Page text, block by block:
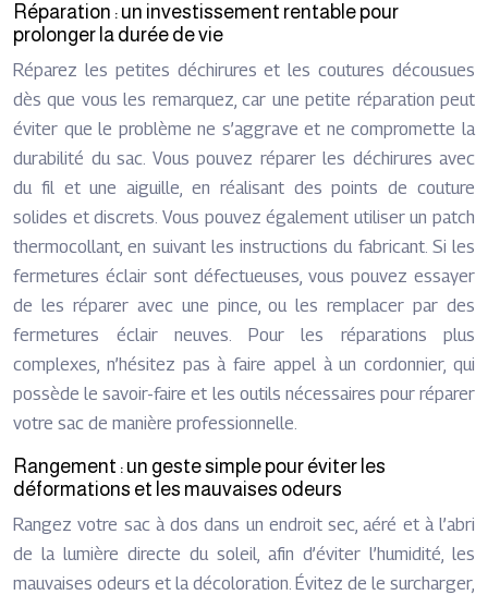
Réparation : un investissement rentable pour
prolonger la durée de vie
Réparez les petites déchirures et les coutures décousues
dès que vous les remarquez, car une petite réparation peut
éviter que le problème ne s’aggrave et ne compromette la
durabilité du sac. Vous pouvez réparer les déchirures avec
du fil et une aiguille, en réalisant des points de couture
solides et discrets. Vous pouvez également utiliser un patch
thermocollant, en suivant les instructions du fabricant. Si les
fermetures éclair sont défectueuses, vous pouvez essayer
de les réparer avec une pince, ou les remplacer par des
fermetures éclair neuves. Pour les réparations plus
complexes, n’hésitez pas à faire appel à un cordonnier, qui
possède le savoir-faire et les outils nécessaires pour réparer
votre sac de manière professionnelle.
Rangement : un geste simple pour éviter les
déformations et les mauvaises odeurs
Rangez votre sac à dos dans un endroit sec, aéré et à l’abri
de la lumière directe du soleil, afin d’éviter l’humidité, les
mauvaises odeurs et la décoloration. Évitez de le surcharger,